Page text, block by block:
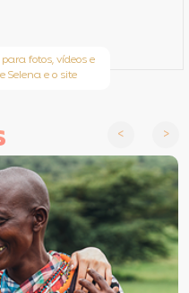
fotos, vídeos e
Selena e o site